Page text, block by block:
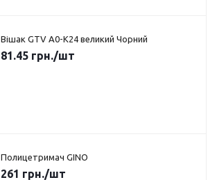
Вішак GTV A0-K24 великий Чорний
81.45 грн./шт
Полицетримач GINO
261 грн./шт